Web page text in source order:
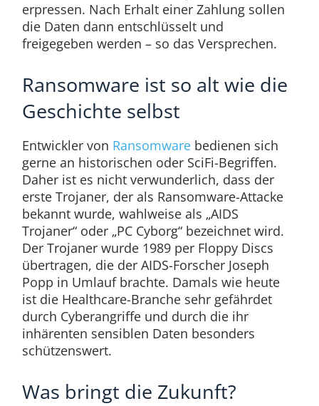
erpressen. Nach Erhalt einer Zahlung sollen
die Daten dann entschlüsselt und
freigegeben werden – so das Versprechen.
Ransomware ist so alt wie die
Geschichte selbst
Entwickler von Ransomwarebedienen sich
gerne an historischen oder SciFi-Begriffen.
Daher ist es nicht verwunderlich, dass der
erste Trojaner, der als Ransomware-Attacke
bekannt wurde, wahlweise als „AIDS
Trojaner“ oder „PC Cyborg“ bezeichnet wird.
Der Trojaner wurde 1989 per Floppy Discs
übertragen, die der AIDS-Forscher Joseph
Popp in Umlauf brachte. Damals wie heute
ist die Healthcare-Branche sehr gefährdet
durch Cyberangriffe und durch die ihr
inhärenten sensiblen Daten besonders
schützenswert.
Was bringt die Zukunft?